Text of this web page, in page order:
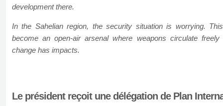
development there.
In the Sahelian region, the security situation is worrying.
become an open-air arsenal where weapons circulate
change has impacts.
Le président reçoit une délégation de Plan